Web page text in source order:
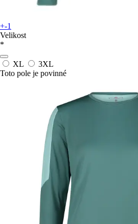
+-1
Velikost
*
XL
3XL
Toto pole je povinné